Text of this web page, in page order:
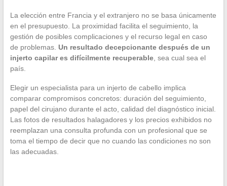
La elección entre Francia y el extranjero no se basa únicamente
en el presupuesto. La proximidad facilita el seguimiento, la
gestión de posibles complicaciones y el recurso legal en caso
de problemas. Un resultado decepcionante después de un
injerto capilar es difícilmente recuperable, sea cual sea el
país.
Elegir un especialista para un injerto de cabello implica
comparar compromisos concretos: duración del seguimiento,
papel del cirujano durante el acto, calidad del diagnóstico inicial.
Las fotos de resultados halagadores y los precios exhibidos no
reemplazan una consulta profunda con un profesional que se
toma el tiempo de decir que no cuando las condiciones no son
las adecuadas.